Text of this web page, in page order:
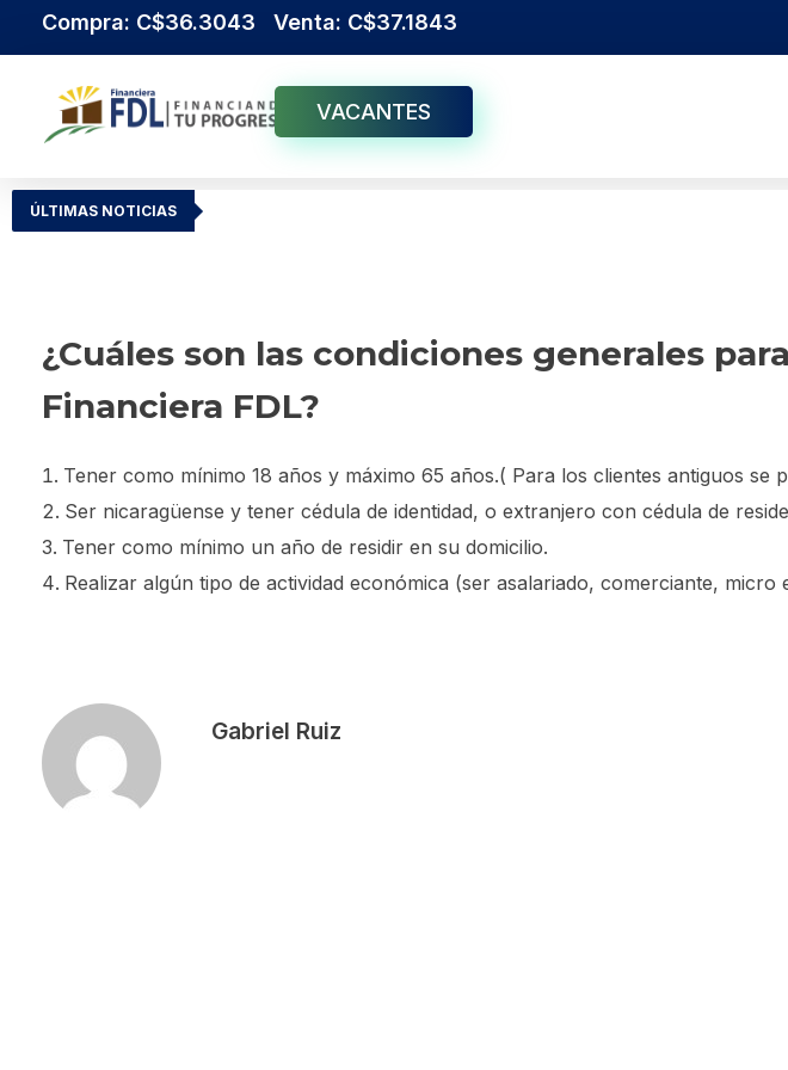
Compra: C$36.3043 Venta: C$37.1843
VACANTES
ÚLTIMAS NOTICIAS
¿Cuáles son las condiciones generales
Financiera FDL?
Tener como mínimo 18 años y máximo 65 años.( Para los clientes antiguos se
Ser nicaragüense y tener cédula de identidad, o extranjero con cédula de
Tener como mínimo un año de residir en su domicilio.
Realizar algún tipo de actividad económica (ser asalariado, comerciante,
Gabriel Ruiz